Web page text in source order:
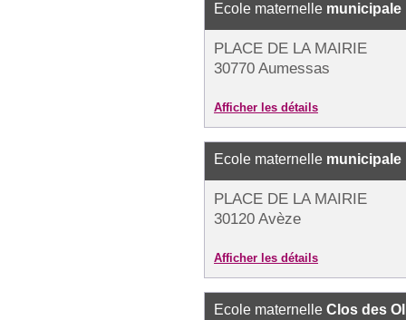
Ecole maternelle municipale
PLACE DE LA MAIRIE
30770 Aumessas
Afficher les détails
Ecole maternelle municipale
PLACE DE LA MAIRIE
30120 Avèze
Afficher les détails
Ecole maternelle Clos des